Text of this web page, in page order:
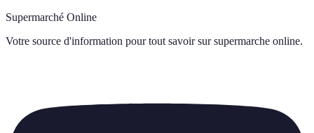
Supermarché Online
Votre source d'information pour tout savoir sur supermarche online.